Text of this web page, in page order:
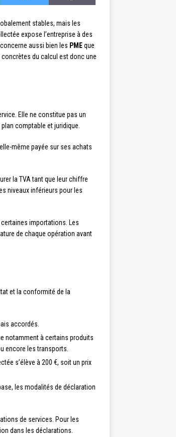
stables, mais les
expose l’entreprise à des
aussi bien les PMEque
du calcul est donc une
Elle ne constitue pas un
comptable et juridique.
même payée sur ses achats
la TVA tant que leur chiffre
niveaux inférieurs pour les
importations. Les
de chaque opération avant
et la conformité de la
accordés.
notamment à certains produits
encore les transports.
s’élève à 200 €, soit un prix
les modalités de déclaration
de services. Pour les
dans les déclarations.